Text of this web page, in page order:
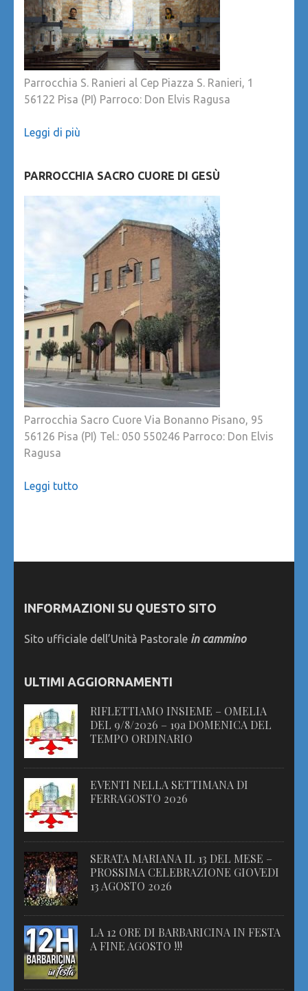
Parrocchia S. Ranieri al Cep Piazza S. Ranieri, 1
56122 Pisa (PI) Parroco: Don Elvis Ragusa
Leggi di più
PARROCCHIA SACRO CUORE DI GESÙ
Parrocchia Sacro Cuore Via Bonanno Pisano, 95
56126 Pisa (PI) Tel.: 050 550246 Parroco: Don Elvis
Ragusa
Leggi tutto
INFORMAZIONI SU QUESTO SITO
Sito ufficiale dell’Unità Pastorale in cammino
ULTIMI AGGIORNAMENTI
RIFLETTIAMO INSIEME – OMELIA
DEL 9/8/2026 – 19a DOMENICA DEL
TEMPO ORDINARIO
EVENTI NELLA SETTIMANA DI
FERRAGOSTO 2026
SERATA MARIANA IL 13 DEL MESE –
PROSSIMA CELEBRAZIONE GIOVEDI
13 AGOSTO 2026
LA 12 ORE DI BARBARICINA IN FESTA
A FINE AGOSTO !!!